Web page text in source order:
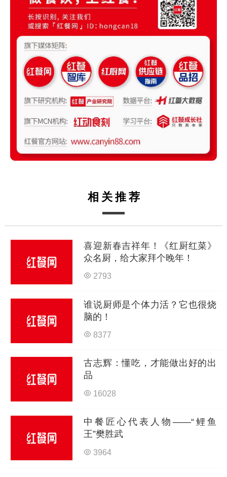
相关推荐
喜迎新春吉祥年！《红厨红菜》
众名厨，给大家拜个晚年！
2793
谁说厨师是个体力活？它也很烧
脑的！
8377
古志辉：懂吃，才能做出好的出
品
16028
中餐匠心代表人物——“鲤鱼
王”樊胜武
3964